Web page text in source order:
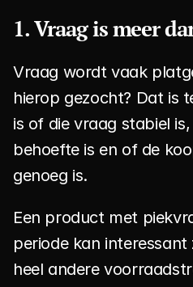
1. Vraag is meer
Vraag wordt vaak
hierop gezocht? Dat is
is of die vraag stabiel
behoefte is en of de
genoeg is.
Een product met
periode kan
heel andere